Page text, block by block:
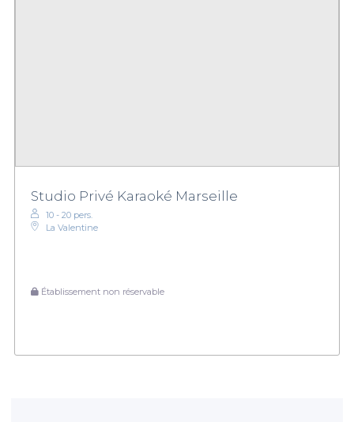
Studio Privé Karaoké Marseille
10 - 20 pers.
La Valentine
Établissement non réservable